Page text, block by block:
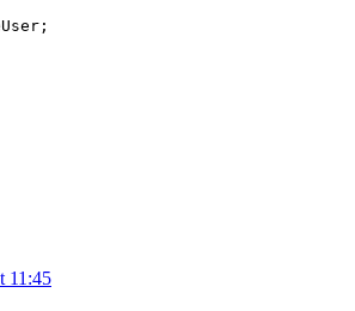
11:45